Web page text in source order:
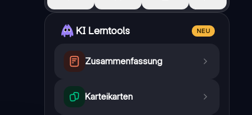
KI Lerntools NEU
Zusammenfassung
Karteikarten